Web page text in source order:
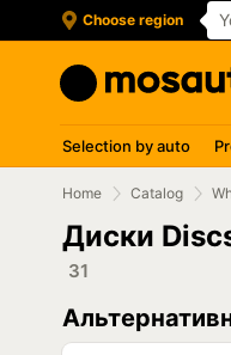
Choose region
Selection by auto
Home Catalog
Диски
31